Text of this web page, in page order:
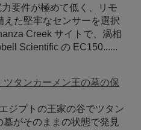
要件が極めて低く、リモ
えた堅牢なセンサーを選択
Creek サイトで、渦相
Scientific の EC150......
ツタンカーメン王の墓の保
ジプトの王家の谷でツタン
墓がそのままの状態で発見